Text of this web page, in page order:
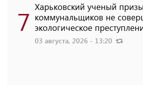
7 Харьковский ученый
коммунальщиков не
экологическое
03 августа, 2026 - 13:20